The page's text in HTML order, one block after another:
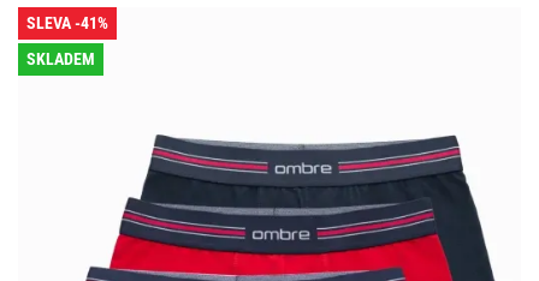
SLEVA -41%
SKLADEM